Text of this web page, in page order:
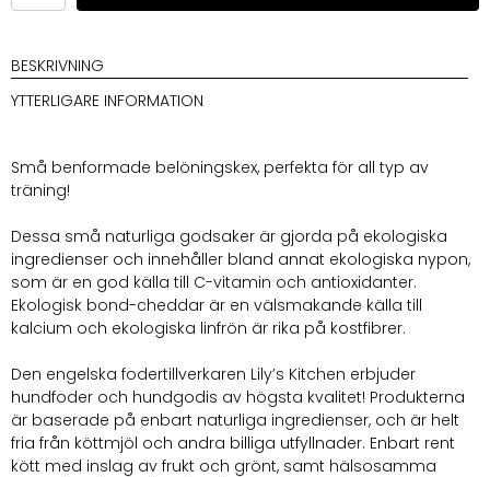
Kitchen
Training
Treats
mängd
BESKRIVNING
YTTERLIGARE INFORMATION
Små benformade belöningskex, perfekta för all typ av
träning!
Dessa små naturliga godsaker är gjorda på ekologiska
ingredienser och innehåller bland annat ekologiska nypon,
som är en god källa till C-vitamin och antioxidanter.
Ekologisk bond-cheddar är en välsmakande källa till
kalcium och ekologiska linfrön är rika på kostfibrer.
Den engelska fodertillverkaren Lily’s Kitchen erbjuder
hundfoder och hundgodis av högsta kvalitet! Produkterna
är baserade på enbart naturliga ingredienser, och är helt
fria från köttmjöl och andra billiga utfyllnader. Enbart rent
kött med inslag av frukt och grönt, samt hälsosamma